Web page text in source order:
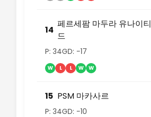
14
페르세팜 마두라 유나이티
드
P: 34GD: -17
W L L W W
15 PSM 마카사르
P: 34GD: -10